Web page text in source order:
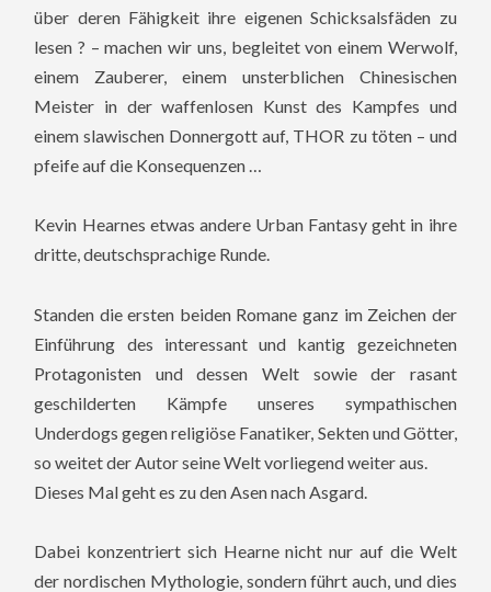
über deren Fähigkeit ihre eigenen Schicksalsfäden zu
lesen ? – machen wir uns, begleitet von einem Werwolf,
einem Zauberer, einem unsterblichen Chinesischen
Meister in der waffenlosen Kunst des Kampfes und
einem slawischen Donnergott auf, THOR zu töten – und
pfeife auf die Konsequenzen …
Kevin Hearnes etwas andere Urban Fantasy geht in ihre
dritte, deutschsprachige Runde.
Standen die ersten beiden Romane ganz im Zeichen der
Einführung des interessant und kantig gezeichneten
Protagonisten und dessen Welt sowie der rasant
geschilderten Kämpfe unseres sympathischen
Underdogs gegen religiöse Fanatiker, Sekten und Götter,
so weitet der Autor seine Welt vorliegend weiter aus.
Dieses Mal geht es zu den Asen nach Asgard.
Dabei konzentriert sich Hearne nicht nur auf die Welt
der nordischen Mythologie, sondern führt auch, und dies